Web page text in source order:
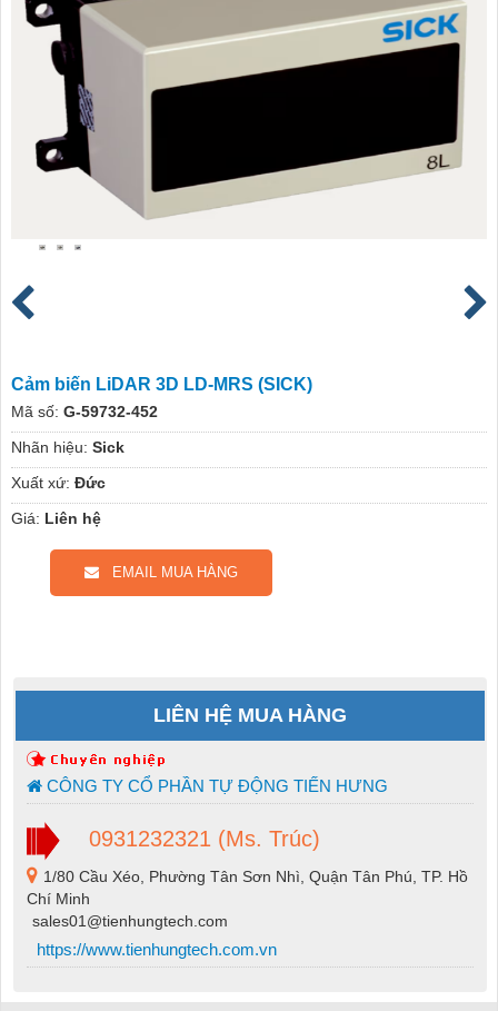
Cảm biến LiDAR 3D LD-MRS (SICK)
Mã số: G-59732-452
Nhãn hiệu: Sick
Xuất xứ: Đức
Giá: Liên hệ
EMAIL MUA HÀNG
LIÊN HỆ MUA HÀNG
CÔNG TY CỔ PHẦN TỰ ĐỘNG TIẾN HƯNG
0931232321 (Ms. Trúc)
1/80 Cầu Xéo, Phường Tân Sơn Nhì, Quận Tân Phú, TP. Hồ
Chí Minh
sales01@tienhungtech.com
https://www.tienhungtech.com.vn